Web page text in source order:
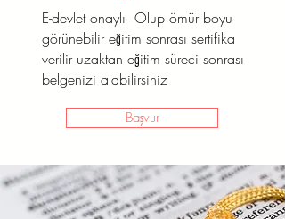
E-devlet onaylı Olup ömür boyu
görünebilir eğitim sonrası sertifika
verilir uzaktan eğitim süreci sonrası
belgenizi alabilirsiniz
Başvur